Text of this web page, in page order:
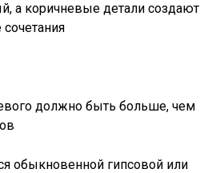
а коричневые детали создают
должно быть больше, чем
обыкновенной гипсовой или